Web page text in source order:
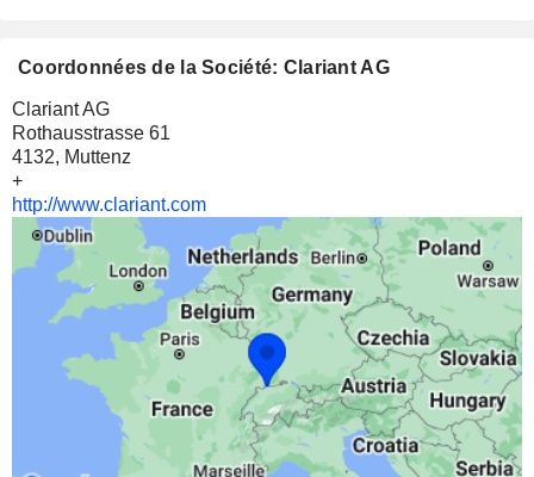
Coordonnées de la Société: Clariant AG
Clariant AG
Rothausstrasse 61
4132, Muttenz
+
http://www.clariant.com